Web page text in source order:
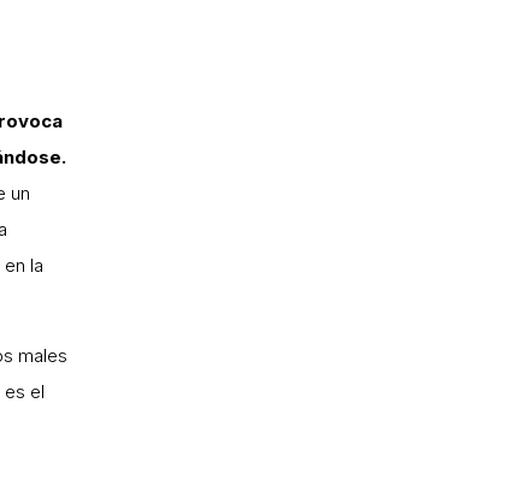
un
la
males
es el